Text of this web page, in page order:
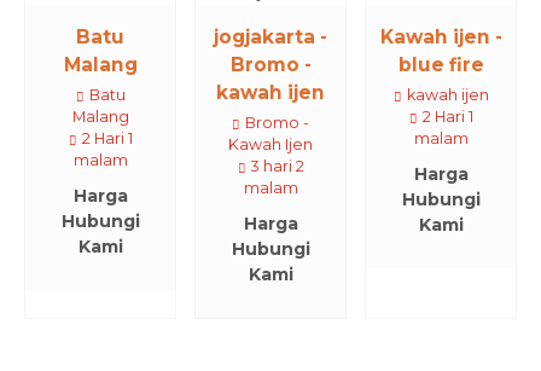
Batu
Malang
Batu
Malang
2 Hari 1
malam
Harga
Hubungi
Kami
jogjakarta -
Bromo -
kawah ijen
Bromo -
Kawah Ijen
3 hari 2
malam
Harga
Hubungi
Kami
Kawah ijen -
blue fire
kawah ijen
2 Hari 1
malam
Harga
Hubungi
Kami